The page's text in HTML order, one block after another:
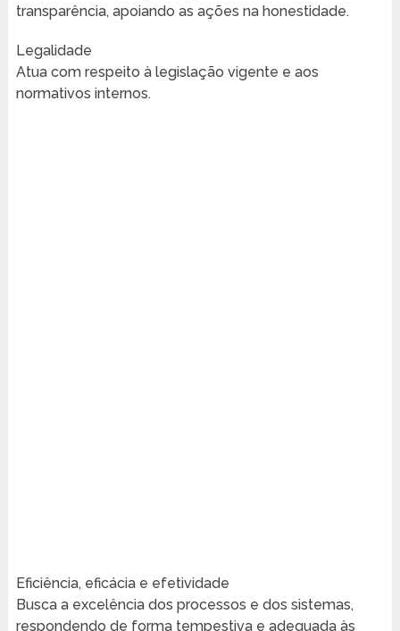
transparência, apoiando as ações na honestidade.
Legalidade
Atua com respeito à legislação vigente e aos
normativos internos.
Eficiência, eficácia e efetividade
Busca a excelência dos processos e dos sistemas,
respondendo de forma tempestiva e adequada às